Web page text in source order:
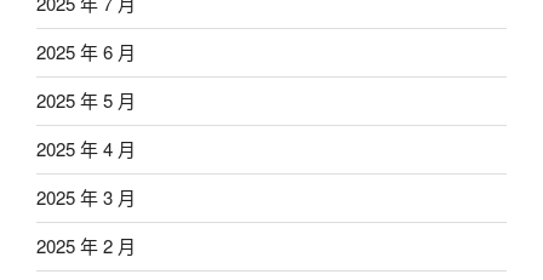
2025 年 6 月
2025 年 5 月
2025 年 4 月
2025 年 3 月
2025 年 2 月